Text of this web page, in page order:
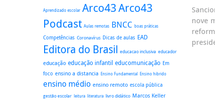
Aprendizado escolar Arco43Arco43
Podcast Aulas remotas BNCC boas práticas
Competências Coronavírus Dicas de aulas EAD
Editora do Brasil educacao inclusiva educador
educação educação infantil educomunicação Em
foco ensino a distancia Ensino Fundamental Ensino hibrido
ensino médio ensino remoto escola pública
gestão escolar leitura literatura livro didático Marcos Keller
nove